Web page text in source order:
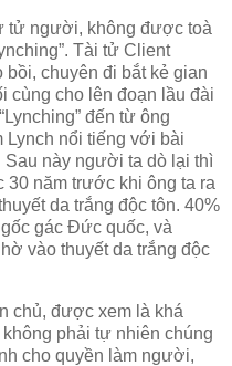
tử người, không được toà
Tài tử Client
bồi, chuyên đi bắt kẻ gian
cùng cho lên đoạn lầu đài
đến từ ông
Lynch nổi tiếng với bài
Sau này người ta dò lại thì
năm trước khi ông ta ra
da trắng độc tôn. 40%
gác Đức quốc, và
vào thuyết da trắng độc
chủ, được xem là khá
phải tự nhiên chúng
cho quyền làm người,